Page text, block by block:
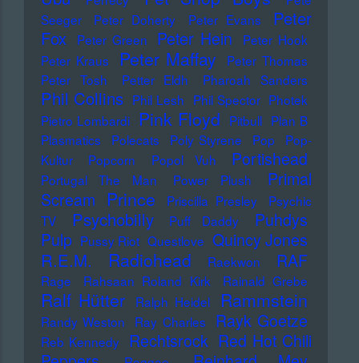
Seeger
Peter Doherty Peter Evans
Peter
Fox
Peter Green Peter Hein
Peter Hook
Peter Kraus
Peter Maffay
Peter Thomas
Peter Tosh
Petter Eldh Pharoah Sanders
Phil Collins Phil Lesh Phil Spector Photek
Pietro Lombardi
Pink Floyd Pitbull Plan B
Plasmatics
Polecats Poly Styrene Pop
Pop-
Kultur
Popcorn Popol Vuh Portishead
Portugal The Man Power Plush
Primal
Scream
Prince Priscilla Presley
Psychic
TV
Psychobilly Puff Daddy
Puhdys
Pulp Pussy Riot Questlove Quincy Jones
R.E.M. Radiohead Raekwon RAF
Rage Rahsaan Roland Kirk Rainald Grebe
Ralf Hütter Ralph Heidel Rammstein
Randy Weston Ray Charles Rayk Goetze
Reb Kennedy Rechtsrock Red Hot Chili